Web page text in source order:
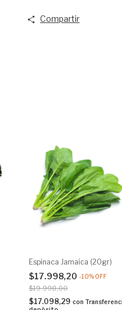
Compartir
Espinaca Jamaica (20gr)
$17.998,20 -10% OFF
$19.998,00
$17.098,29 con